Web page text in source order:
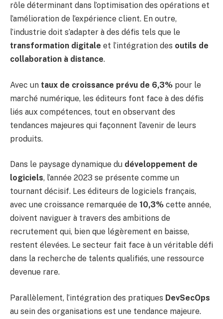
rôle déterminant dans l’optimisation des opérations et
l’amélioration de l’expérience client. En outre,
l’industrie doit s’adapter à des défis tels que le
transformation digitale et l’intégration des outils de
collaboration à distance.
Avec un taux de croissance prévu de 6,3% pour le
marché numérique, les éditeurs font face à des défis
liés aux compétences, tout en observant des
tendances majeures qui façonnent l’avenir de leurs
produits.
Dans le paysage dynamique du développement de
logiciels, l’année 2023 se présente comme un
tournant décisif. Les éditeurs de logiciels français,
avec une croissance remarquée de 10,3% cette année,
doivent naviguer à travers des ambitions de
recrutement qui, bien que légèrement en baisse,
restent élevées. Le secteur fait face à un véritable défi
dans la recherche de talents qualifiés, une ressource
devenue rare.
Parallèlement, l’intégration des pratiques DevSecOps
au sein des organisations est une tendance majeure.